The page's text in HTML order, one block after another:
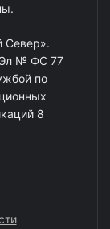
Север».
Эл № ФС 77
по
8